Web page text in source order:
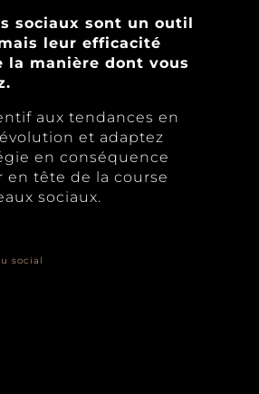
sociaux sont un outil
leur efficacité
la manière dont vous
aux tendances en
et adaptez
en conséquence
en tête de la course
sociaux.
social